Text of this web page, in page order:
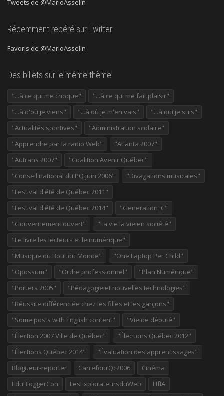
Tweets de @MarioAsselin
Récemment repéré sur Twitter
Favoris de @MarioAsselin
Des billets sur le même thème
"...à ce qui me choque"
"...à ce qui me fait plaisir"
"...à d'où je viens"
"...à où je m'en vais"
"...à qui je suis"
"Actualités sportives"
"Administration scolaire"
"Apprendre par la radio Web"
"Atlanta 2007"
"Autrans 2007"
"Coalition Avenir Québec"
"Conseil national du PQ juin 2006"
"Divagations musicales"
"Festival d'été de Québec 2011"
"Festival d'été de Québec 2014"
"Generation_C"
"Gouvernement ouvert"
"La vie la vie en société"
"Le livre les lecteurs et le numérique"
"Musique du Bout du Monde"
"One Laptop Per Child"
"Opossum"
"Ordre professionnel"
"Plan Numérique"
"Poitiers 2005"
"Pédagogie et nouvelles technologies"
"Réussite différenciée chez les filles et les garçons"
"Some posts with English content"
"Vie de député"
"Élection 2007 Ville de Québec"
"Élections Québec 2012"
"Élections Québec 2014"
"Évaluation des apprentissages"
Blogueur-reporter
CarrefourQc2006
Cinéma
EduBloggerCon
LesExplorateursduWeb
LIfIA